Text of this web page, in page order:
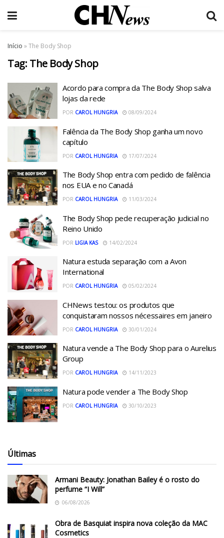
Início »The Body Shop
Tag: The Body Shop
Acordo para compra da The Body Shop salva
lojas da rede
POR CAROL HUNGRIA 08/09/2024
Falência da The Body Shop ganha um novo
capítulo
POR CAROL HUNGRIA 17/07/2024
The Body Shop entra com pedido de falência
nos EUA e no Canadá
POR CAROL HUNGRIA 11/03/2024
The Body Shop pede recuperação judicial no
Reino Unido
POR LIGIA KAS 14/02/2024
Natura estuda separação com a Avon
International
POR CAROL HUNGRIA 05/02/2024
CHNews testou: os produtos que
conquistaram nossos nécessaires em janeiro
POR CAROL HUNGRIA 30/01/2024
Natura vende a The Body Shop para o Aurelius
Group
POR CAROL HUNGRIA 14/11/2023
Natura pode vender a The Body Shop
POR CAROL HUNGRIA 30/10/2023
Últimas
Armani Beauty: Jonathan Bailey é o rosto do
perfume “I Will”
06/08/2026
Obra de Basquiat inspira nova coleção da MAC
Cosmetics